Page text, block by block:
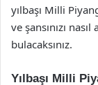
yılbaşı Milli
ve şansınızı
bulacaksınız.
Yılbaşı Milli